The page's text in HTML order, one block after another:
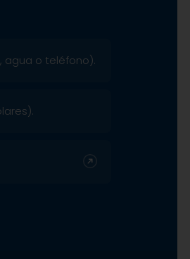
agua o teléfono).